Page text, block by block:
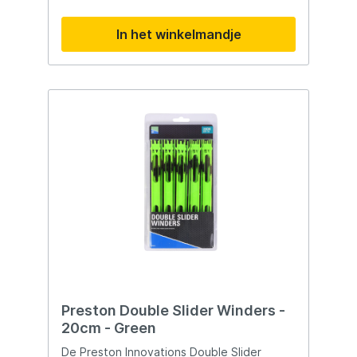
In het winkelmandje
Preston Double Slider Winders -
20cm - Green
De Preston Innovations Double Slider